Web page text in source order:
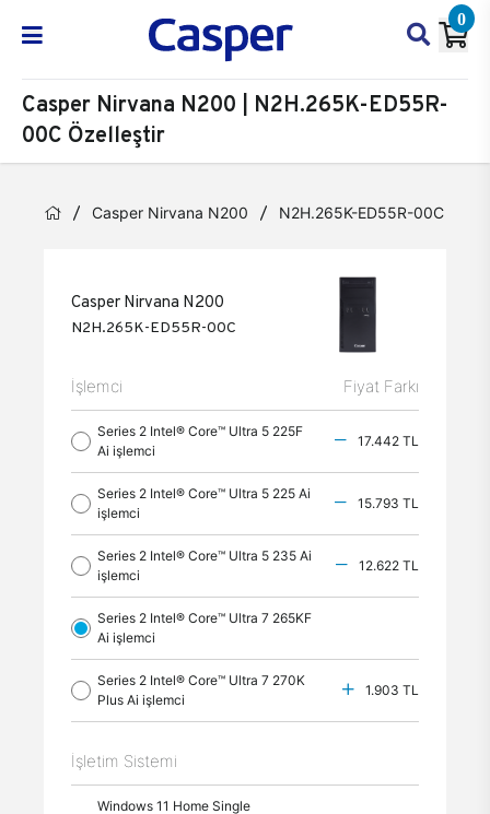
0
Casper Nirvana N200 | N2H.265K-ED55R-
00C Özelleştir
Casper Nirvana N200 N2H.265K-ED55R-00C
Casper Nirvana N200
N2H.265K-ED55R-00C
İşlemci Fiyat Farkı
Series 2 Intel® Core™ Ultra 5 225F
Ai işlemci
17.442 TL
Series 2 Intel® Core™ Ultra 5 225 Ai
işlemci
15.793 TL
Series 2 Intel® Core™ Ultra 5 235 Ai
işlemci
12.622 TL
Series 2 Intel® Core™ Ultra 7 265KF
Ai işlemci
Series 2 Intel® Core™ Ultra 7 270K
Plus Ai işlemci
1.903 TL
İşletim Sistemi
Windows 11 Home Single